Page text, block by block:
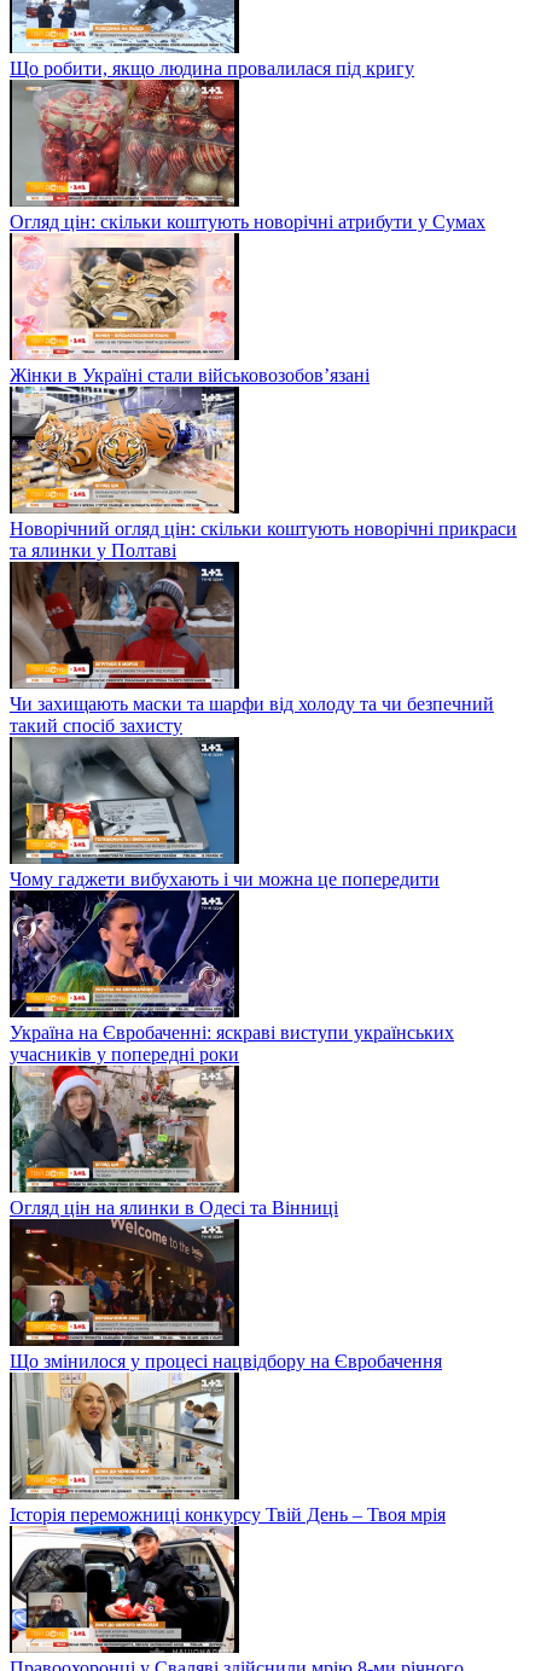
Що робити, якщо людина провалилася під кригу
Огляд цін: скільки коштують новорічні атрибути у Сумах
Жінки в Україні стали військовозобов’язані
Новорічний огляд цін: скільки коштують новорічні прикраси
та ялинки у Полтаві
Чи захищають маски та шарфи від холоду та чи безпечний
такий спосіб захисту
Чому гаджети вибухають і чи можна це попередити
Україна на Євробаченні: яскраві виступи українських
учасників у попередні роки
Огляд цін на ялинки в Одесі та Вінниці
Що змінилося у процесі нацвідбору на Євробачення
Історія переможниці конкурсу Твій День – Твоя мрія